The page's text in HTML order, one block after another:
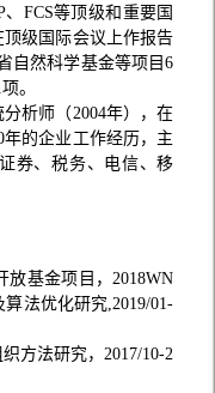
、FCS等顶级和重要国
级国际会议上作报告
自然科学基金等项目6
。
析师（2004年），在
的企业工作经历，主
券、税务、电信、移
放基金项目，2018WN
法优化研究,2019/01-
方法研究，2017/10-2